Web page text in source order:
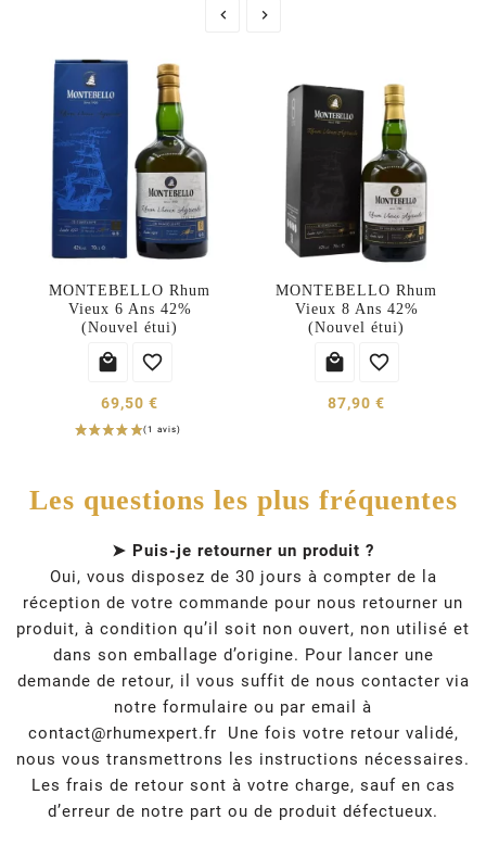
 
MONTEBELLO Rhum
Vieux 6 Ans 42%
(Nouvel étui)
 
69,50 €
MONTEBELLO Rhum
Vieux 8 Ans 42%
(Nouvel étui)
 
87,90 €
Les questions les plus fréquentes
➤ Puis-je retourner un produit ?
Oui, vous disposez de 30 jours à compter de la
réception de votre commande pour nous retourner un
produit, à condition qu’il soit non ouvert, non utilisé et
dans son emballage d’origine. Pour lancer une
demande de retour, il vous suffit de nous contacter via
notre formulaire ou par email à
contact@rhumexpert.fr Une fois votre retour validé,
nous vous transmettrons les instructions nécessaires.
Les frais de retour sont à votre charge, sauf en cas
d’erreur de notre part ou de produit défectueux.